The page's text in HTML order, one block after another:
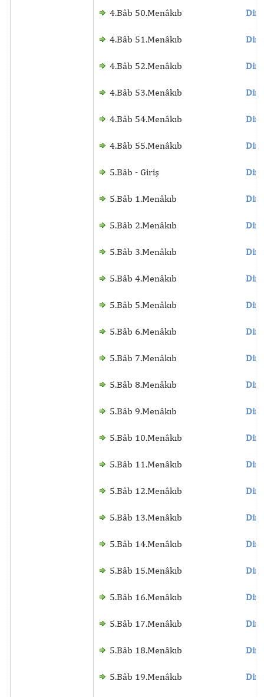
4.Bâb 50.Menâkıb
4.Bâb 51.Menâkıb
4.Bâb 52.Menâkıb
4.Bâb 53.Menâkıb
4.Bâb 54.Menâkıb
4.Bâb 55.Menâkıb
5.Bâb - Giriş
5.Bâb 1.Menâkıb
5.Bâb 2.Menâkıb
5.Bâb 3.Menâkıb
5.Bâb 4.Menâkıb
5.Bâb 5.Menâkıb
5.Bâb 6.Menâkıb
5.Bâb 7.Menâkıb
5.Bâb 8.Menâkıb
5.Bâb 9.Menâkıb
5.Bâb 10.Menâkıb
5.Bâb 11.Menâkıb
5.Bâb 12.Menâkıb
5.Bâb 13.Menâkıb
5.Bâb 14.Menâkıb
5.Bâb 15.Menâkıb
5.Bâb 16.Menâkıb
5.Bâb 17.Menâkıb
5.Bâb 18.Menâkıb
5.Bâb 19.Menâkıb